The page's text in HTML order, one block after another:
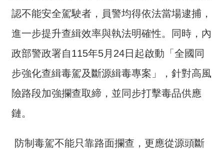
民
信
雙
詞
見
認不能安全駕駛者，員警均得依法當場逮捕，
進一步提升查緝效率與執法明確性。同時，內
政部警政署自115年5月24日起啟動「全國同
步強化查緝毒駕及斷源緝毒專案」，針對高風
險路段加強攔查取締，並同步打擊毒品供應
鏈。
防制毒駕不能只靠路面攔查，更應從源頭斷